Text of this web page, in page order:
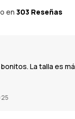
en 303 Reseñas
La talla es